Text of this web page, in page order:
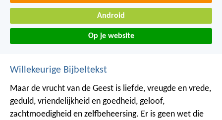
Android
Op je website
Willekeurige Bijbeltekst
Maar de vrucht van de Geest is liefde, vreugde en vrede,
geduld, vriendelijkheid en goedheid, geloof,
zachtmoedigheid en zelfbeheersing. Er is geen wet die